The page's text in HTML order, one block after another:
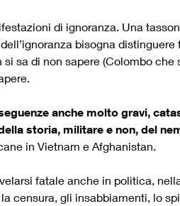
di ignoranza. Una
bisogna
sa di non sapere (Colombo
anche molto gravi,
storia, militare e non, del
in Vietnam e Afghanistan.
fatale anche in politica,
censura, gli insabbiamenti, lo